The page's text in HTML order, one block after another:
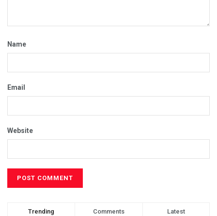
Name
Email
Website
Trending Comments Latest